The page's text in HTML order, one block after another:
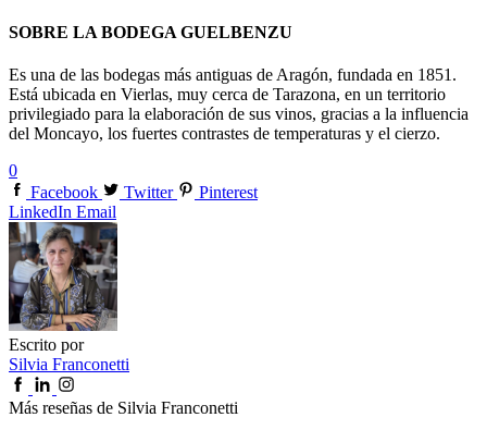
SOBRE LA BODEGA GUELBENZU
Es una de las bodegas más antiguas de Aragón, fundada en 1851.
Está ubicada en Vierlas, muy cerca de Tarazona, en un territorio
privilegiado para la elaboración de sus vinos, gracias a la influencia
del Moncayo, los fuertes contrastes de temperaturas y el cierzo.
0
Facebook
Twitter
Pinterest
LinkedIn Email
Escrito por
Silvia Franconetti
Más reseñas de Silvia Franconetti